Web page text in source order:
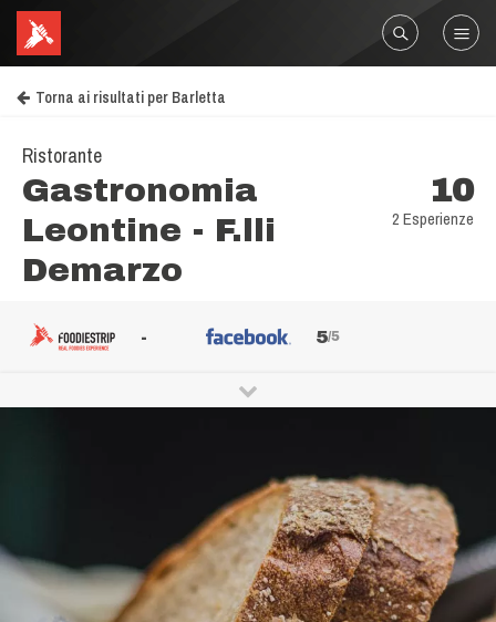
Torna ai risultati per Barletta
Ristorante
Gastronomia
Leontine - F.lli
Demarzo
10
2 Esperienze
- 5/5